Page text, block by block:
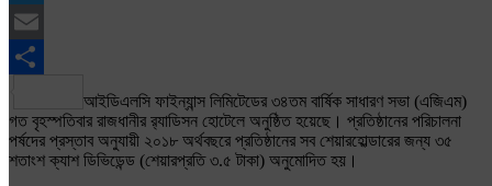
Twitter
Email
Share
আইডিএলসি ফাইন্যান্স লিমিটেডের ৩৪তম বার্ষিক সাধারণ সভা (এজিএম)
গত বৃহস্পতিবার রাজধানীর র‌্যাডিসন হোটেলে অনুষ্ঠিত হয়েছে। প্রতিষ্ঠানের পরিচালনা
পর্ষদের প্রস্তাব অনুযায়ী ২০১৮ অর্থবছরে প্রতিষ্ঠানের সব শেয়ারহোল্ডারের জন্য ৩৫
শতাংশ ক্যাশ ডিভিডেন্ড (শেয়ারপ্রতি ৩.৫ টাকা) অনুমোদিত হয়।